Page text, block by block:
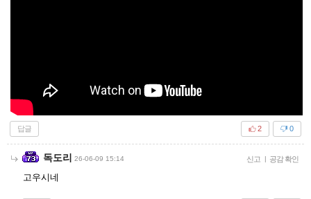
답글 0
2
독도리 26-06-09 15:14 신고 | 공감 확인
고우시네